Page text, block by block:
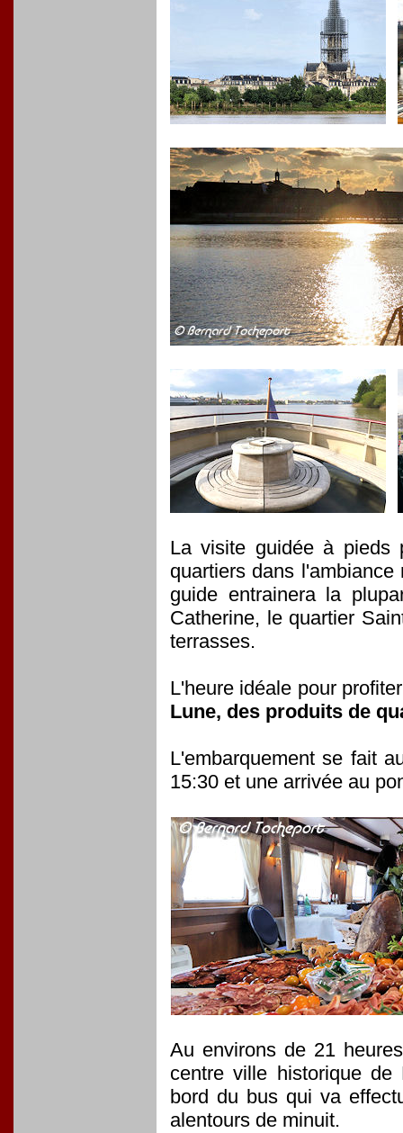
La visite guidée à pieds
quartiers dans
guide entrainera la
Catherine, le quartier
terrasses.
L'heure idéale pour
Lune, des produits de
L'embarquement se fait
15:30 et une arrivée au
Au environs de 21
centre ville historique
bord du bus qui va
alentours de minuit.